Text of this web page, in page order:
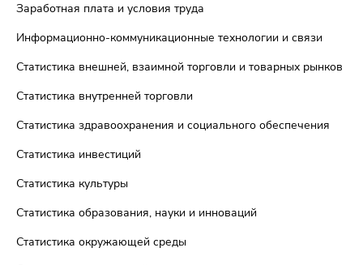
Заработная плата и условия труда
Информационно-коммуникационные технологии и связи
Статистика внешней, взаимной торговли и товарных рынков
Статистика внутренней торговли
Статистика здравоохранения и социального обеспечения
Статистика инвестиций
Статистика культуры
Статистика образования, науки и инноваций
Статистика окружающей среды